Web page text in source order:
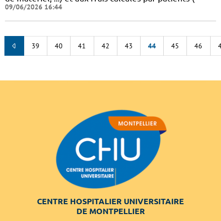
09/06/2026 16:44
39 40 41 42 43 44 45 46
CENTRE HOSPITALIER UNIVERSITAIRE
DE MONTPELLIER